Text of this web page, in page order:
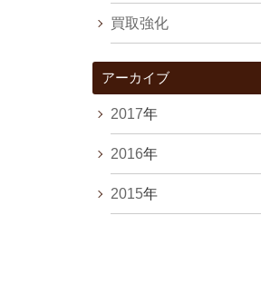
買取強化
アーカイブ
2017年
2016年
2015年